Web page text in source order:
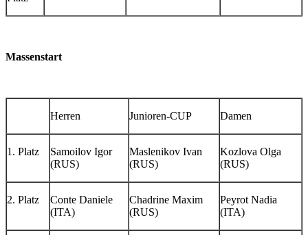
Massenstart
Herren Junioren-CUP Damen
1. Platz
Samoilov Igor
(RUS)
Maslenikov Ivan
(RUS)
Kozlova Olga
(RUS)
2. Platz
Conte Daniele
(ITA)
Chadrine Maxim
(RUS)
Peyrot Nadia
(ITA)